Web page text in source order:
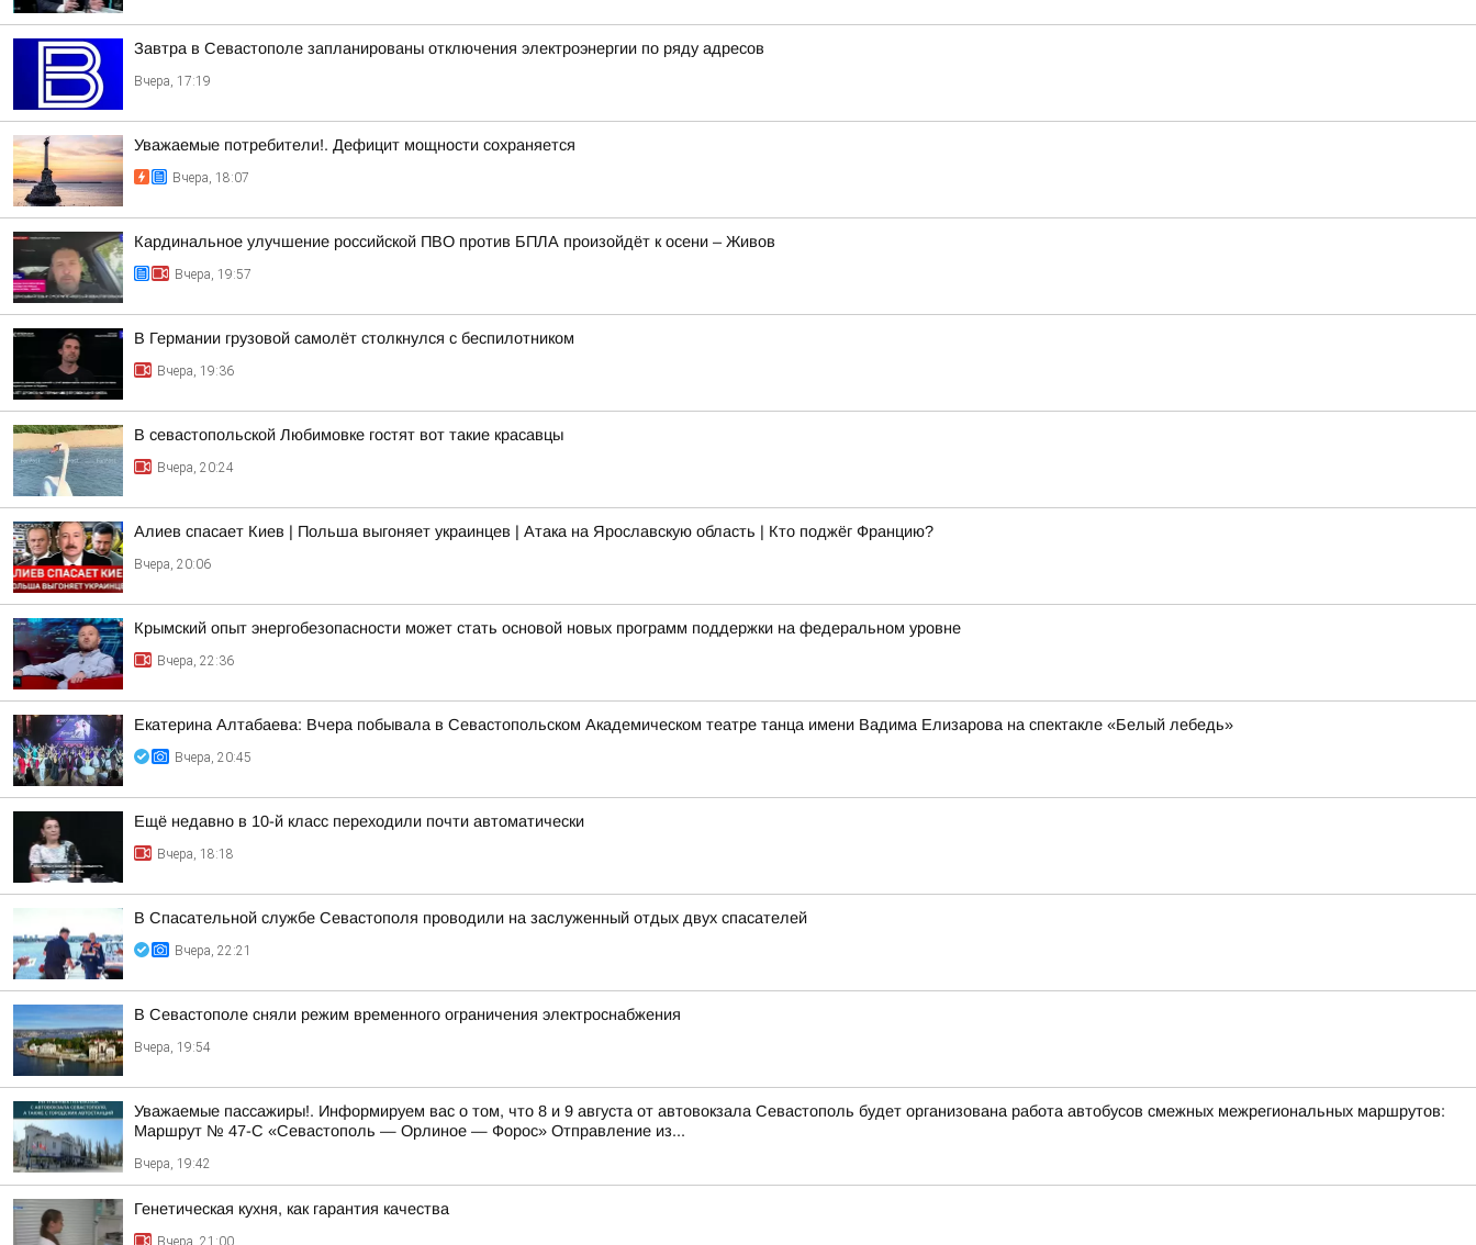
Завтра в Севастополе запланированы отключения электроэнергии по ряду адресов
Вчера, 17:19
Уважаемые потребители!. Дефицит мощности сохраняется
Вчера, 18:07
Кардинальное улучшение российской ПВО против БПЛА произойдёт к осени – Живов
Вчера, 19:57
В Германии грузовой самолёт столкнулся с беспилотником
Вчера, 19:36
В севастопольской Любимовке гостят вот такие красавцы
Вчера, 20:24
Алиев спасает Киев | Польша выгоняет украинцев | Атака на Ярославскую область | Кто поджёг Францию?
Вчера, 20:06
Крымский опыт энергобезопасности может стать основой новых программ поддержки на федеральном уровне
Вчера, 22:36
Екатерина Алтабаева: Вчера побывала в Севастопольском Академическом театре танца имени Вадима Елизарова на спектакле «Белый лебедь»
Вчера, 20:45
Ещё недавно в 10-й класс переходили почти автоматически
Вчера, 18:18
В Спасательной службе Севастополя проводили на заслуженный отдых двух спасателей
Вчера, 22:21
В Севастополе сняли режим временного ограничения электроснабжения
Вчера, 19:54
Уважаемые пассажиры!. Информируем вас о том, что 8 и 9 августа от автовокзала Севастополь будет организована работа автобусов смежных межрегиональных маршрутов:
Маршрут № 47-С «Севастополь — Орлиное — Форос» Отправление из...
Вчера, 19:42
Генетическая кухня, как гарантия качества
Вчера, 21:00